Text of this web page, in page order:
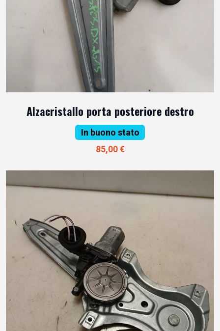
Alzacristallo porta posteriore destro
In buono stato
85,00 €